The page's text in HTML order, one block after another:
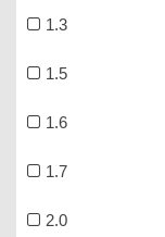
1.3
1.5
1.6
1.7
2.0